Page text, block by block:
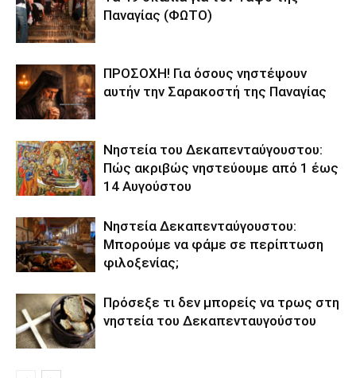
Παναγίας (ΦΩΤΟ)
ΠΡΟΣΟΧΗ! Για όσους νηστέψουν
αυτήν την Σαρακοστή της Παναγίας
Νηστεία του Δεκαπενταύγουστου:
Πώς ακριβώς νηστεύουμε από 1 έως
14 Αυγούστου
Νηστεία Δεκαπενταύγουστου:
Μπορούμε να φάμε σε περίπτωση
φιλοξενίας;
Πρόσεξε τι δεν μπορείς να τρως στη
νηστεία του Δεκαπενταυγούστου